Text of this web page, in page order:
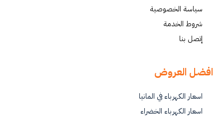
سياسة الخصوصية
شروط الخدمة
إتصل بنا
افضل العروض
اسعار الكهرباء في المانيا
اسعار الكهرباء الخضراء